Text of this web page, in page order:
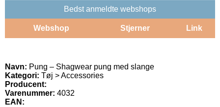
Bedst anmeldte webshops
Webshop Stjerner Link
Navn: Pung – Shagwear pung med slange
Kategori: Tøj > Accessories
Producent:
Varenummer: 4032
EAN: